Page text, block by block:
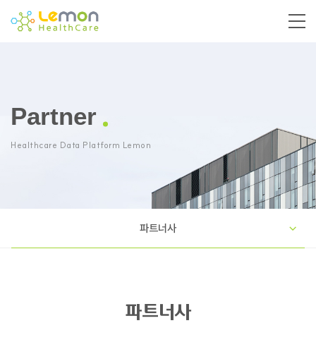
Partner
Healthcare Data Platform Lemon
파트너사
파트너사